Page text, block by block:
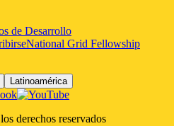
de Desarrollo
National Grid Fellowship
Latinoamérica
derechos reservados